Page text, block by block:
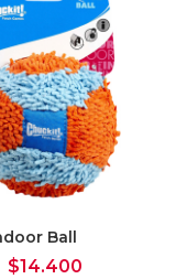
Ball
$14.400